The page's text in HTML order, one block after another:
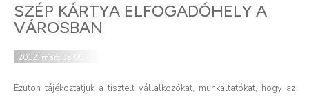
SZÉP KÁRTYA ELFOGADÓHELY A
VÁROSBAN
2012. március 05.
Ezúton tájékoztatjuk a tisztelt vállalkozókat, munkáltatókat, hogy az